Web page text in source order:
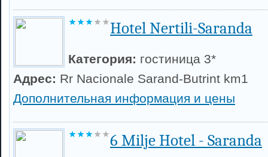
Hotel Nertili-Saranda
Категория: гостиница 3*
Адрес: Rr Nacionale Sarand-Butrint km1
Дополнительная информация и цены
6 Milje Hotel - Saranda